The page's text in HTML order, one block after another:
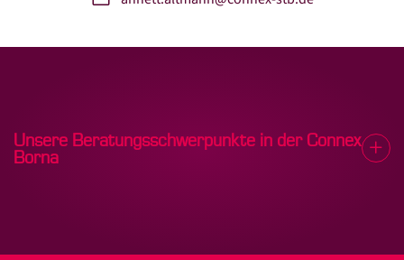
Unsere Beratungsschwerpunkte in der Connex
Borna